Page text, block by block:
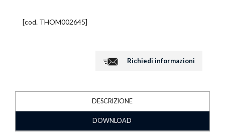
[cod. THOM002645]
Richiedi informazioni
DESCRIZIONE
DOWNLOAD